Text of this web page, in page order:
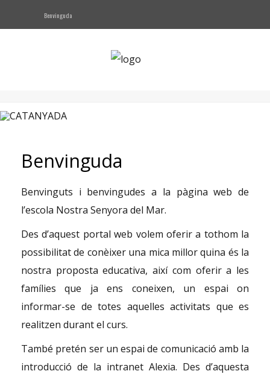
NOTICIES
Serveis
CLICKEDU
AFA
Benvinguda
Benvinguda
Benvinguts i benvingudes a la pàgina web de
l’escola Nostra Senyora del Mar.
Des d’aquest portal web volem oferir a tothom la
possibilitat de conèixer una mica millor quina és la
nostra proposta educativa, així com oferir a les
famílies que ja ens coneixen, un espai on
informar-se de totes aquelles activitats que es
realitzen durant el curs.
També pretén ser un espai de comunicació amb la
introducció de la intranet Alexia. Des d’aquesta